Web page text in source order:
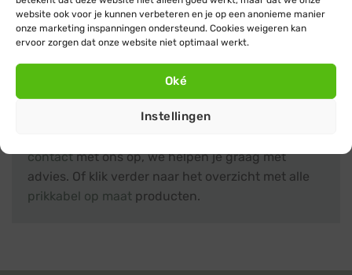
website ook voor je kunnen verbeteren en je op een anonieme manier
onze marketing inspanningen ondersteund. Cookies weigeren kan
ervoor zorgen dat onze website niet optimaal werkt.
Oké
Instellingen
Vanaf: €29,95 €27,95
Heb je nog vragen over een prikkabel van 5 meter
contactmet ons op, we helpen je graag met
advies. Of klik verder naar het overzicht met alle
prikkabel op maat producten.